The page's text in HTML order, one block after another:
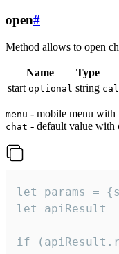
open#
Method allows to open
Name Type
start optional string
menu - mobile menu with
chat - default value with
let params
let apiResult
if